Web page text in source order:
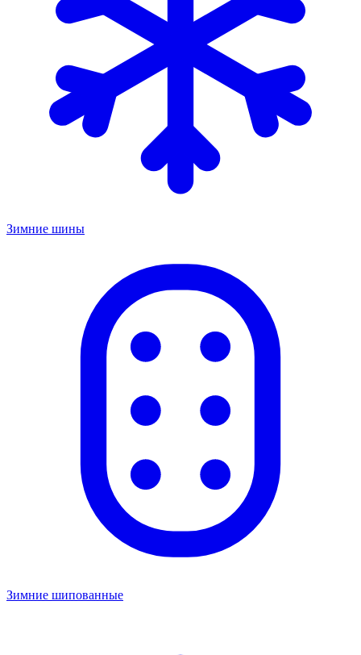
Зимние шины
Зимние шипованные